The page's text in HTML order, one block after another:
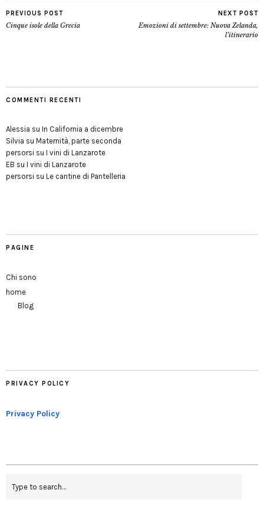
PREVIOUS POST
Cinque isole della Grecia
NEXT POST
Emozioni di settembre: Nuova Zelanda,
l’itinerario
COMMENTI RECENTI
Alessia su In California a dicembre
Silvia su Maternità, parte seconda
persorsi su I vini di Lanzarote
EB su I vini di Lanzarote
persorsi su Le cantine di Pantelleria
PAGINE
Chi sono
home
Blog
PRIVACY POLICY
Privacy Policy